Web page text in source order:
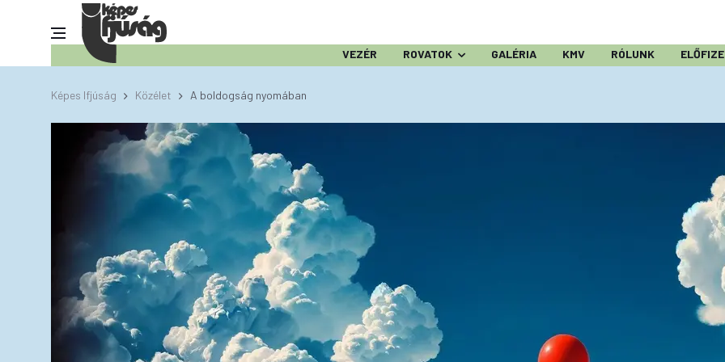
VEZÉR ROVATOK GALÉRIA KMV RÓLUNK
Képes Ifjúság Közélet A boldogság nyomában